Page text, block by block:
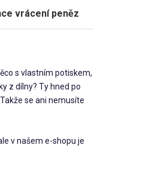
vrácení peněz
s vlastním potiskem,
z dílny? Ty hned po
se ani nemusíte
v našem e-shopu je